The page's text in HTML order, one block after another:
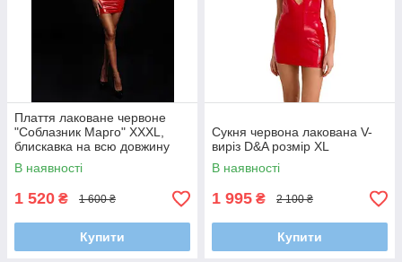
Плаття лаковане червоне
"Соблазник Марго" XXXL,
блискавка на всю довжину
ззаду
В наявності
1 520 ₴ 1 600 ₴
Купити
Сукня червона лакована V-
виріз D&A розмір XL
В наявності
1 995 ₴ 2 100 ₴
Купити